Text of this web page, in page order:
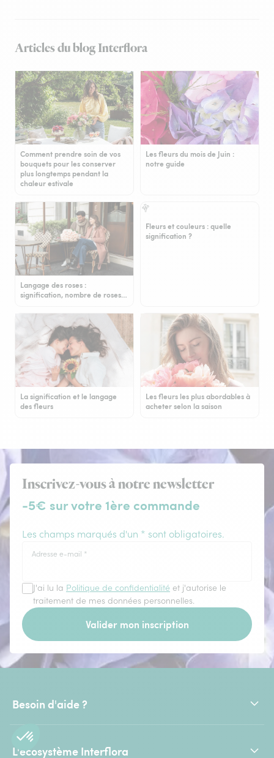
Articles du blog Interflora
Comment prendre soin de vos
bouquets pour les conserver
plus longtemps pendant la
chaleur estivale
Les fleurs du mois de Juin :
notre guide
Langage des roses :
signification, nombre de roses…
Fleurs et couleurs : quelle
signification ?
La signification et le langage
des fleurs
Les fleurs les plus abordables à
acheter selon la saison
Inscrivez-vous à notre newsletter
-5€ sur votre 1ère commande
Les champs marqués d'un * sont obligatoires.
Adresse e-mail *
J'ai lu la Politique de confidentialité et j'autorise le
traitement de mes données personnelles.
Valider mon inscription
Besoin d'aide ?
L'écosystème Interflora